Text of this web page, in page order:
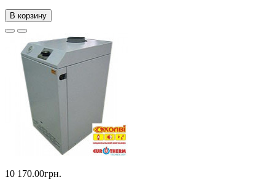
В корзину
10 170.00грн.